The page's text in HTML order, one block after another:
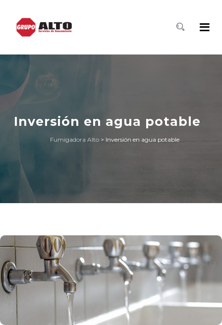
Inversión en agua potable
Fumigadora Alto > Inversión en agua potable